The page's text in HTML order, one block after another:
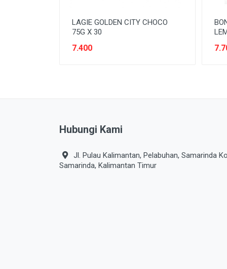
LAGIE GOLDEN CITY CHOCO
75G X 30
7.400
Hubungi Kami
Jl. Pulau Kalimantan, Pelabuhan, Samarinda
Samarinda, Kalimantan Timur